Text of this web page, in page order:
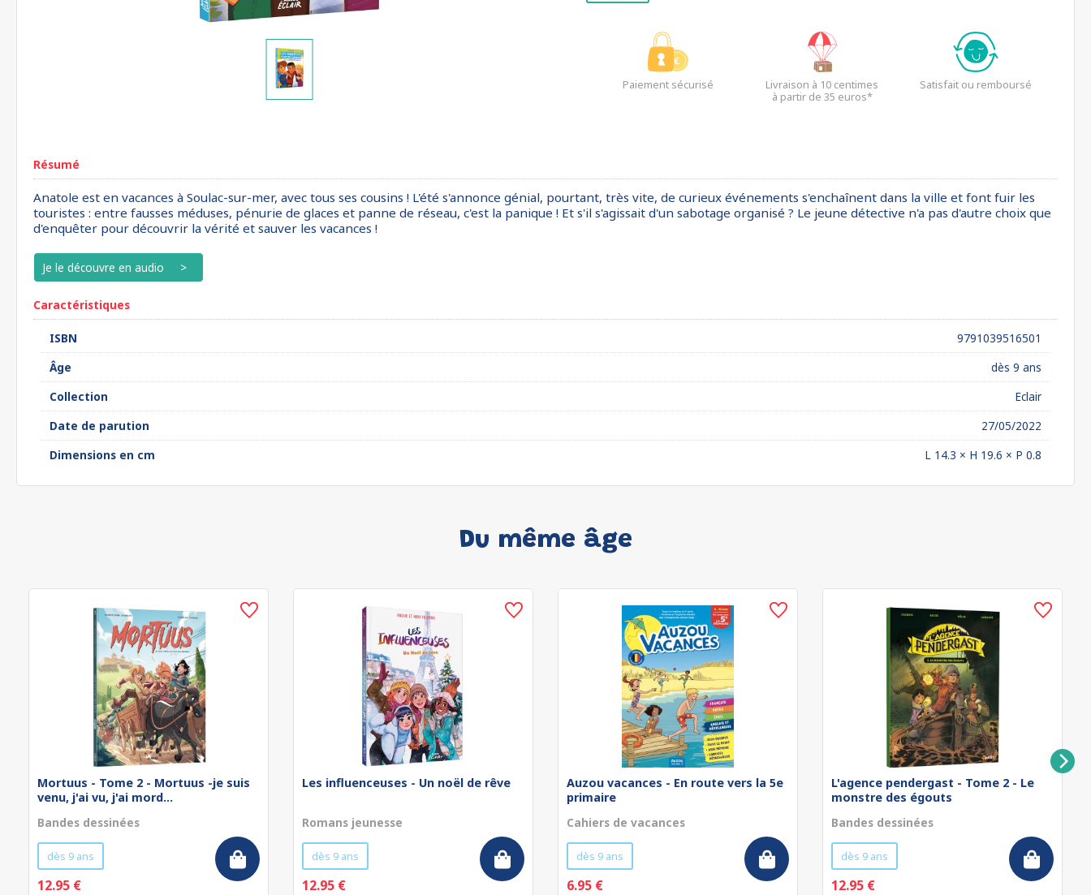
Paiement sécurisé
Livraison à 10 centimes
à partir de 35 euros*
Satisfait ou remboursé
Résumé
Anatole est en vacances à Soulac-sur-mer, avec tous ses cousins ! L'été s'annonce génial, pourtant, très vite, de curieux événements s'enchaînent dans la ville et font fuir les
touristes : entre fausses méduses, pénurie de glaces et panne de réseau, c'est la panique ! Et s'il s'agissait d'un sabotage organisé ? Le jeune détective n'a pas d'autre choix que
d'enquêter pour découvrir la vérité et sauver les vacances !
Je le découvre en audio
Caractéristiques
ISBN
9791039516501
Âge
dès 9 ans
Collection
Eclair
Date de parution
27/05/2022
Dimensions en cm
L 14.3 × H 19.6 × P 0.8
Du même âge
Mortuus - Tome 2 - Mortuus -je suis
venu, j'ai vu, j'ai mord...
Bandes dessinées
dès 9 ans
12.95 €
Les influenceuses - Un noël de rêve
Romans jeunesse
dès 9 ans
12.95 €
Auzou vacances - En route vers la 5e
primaire
Cahiers de vacances
dès 9 ans
6.95 €
L'agence pendergast - Tome 2 - Le
monstre des égouts
Bandes dessinées
dès 9 ans
12.95 €